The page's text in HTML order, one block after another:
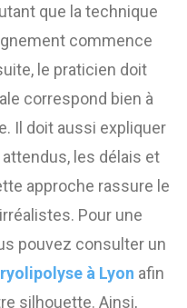
que la technique
commence
le praticien doit
correspond bien à
Il doit aussi expliquer
les délais et
approche rassure le
Pour une
pouvez consulter un
à Lyon afin
silhouette. Ainsi,